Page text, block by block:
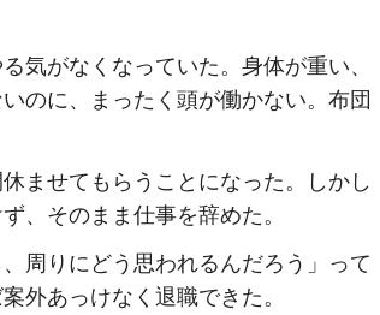
気がなくなっていた。身体が重い、
のに、まったく頭が働かない。布団
ませてもらうことになった。しかし
、そのまま仕事を辞めた。
周りにどう思われるんだろう」って
外あっけなく退職できた。